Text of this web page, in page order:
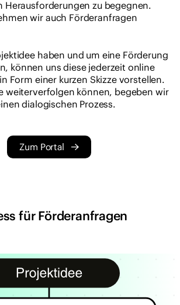
Herausforderungen zu begegnen.
wir auch Förderanfragen
haben und um eine Förderung
können uns diese jederzeit online
Form einer kurzen Skizze vorstellen.
weiterverfolgen können, begeben wir
dialogischen Prozess.
Zum Portal
für Förderanfragen